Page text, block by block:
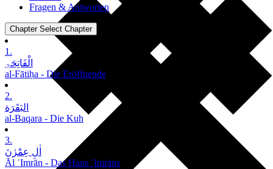
Fragen & Antworten
Chapter Select Chapter
1.
الْفَاتِحَۃِ
al-Fātiḥa - Die Eröffnende
2.
البَقَرَة
al-Baqara - Die Kuh
3.
اٰلِ عِمْرٰنَ
Āl ʿImrān - Das Haus ʿImrāns